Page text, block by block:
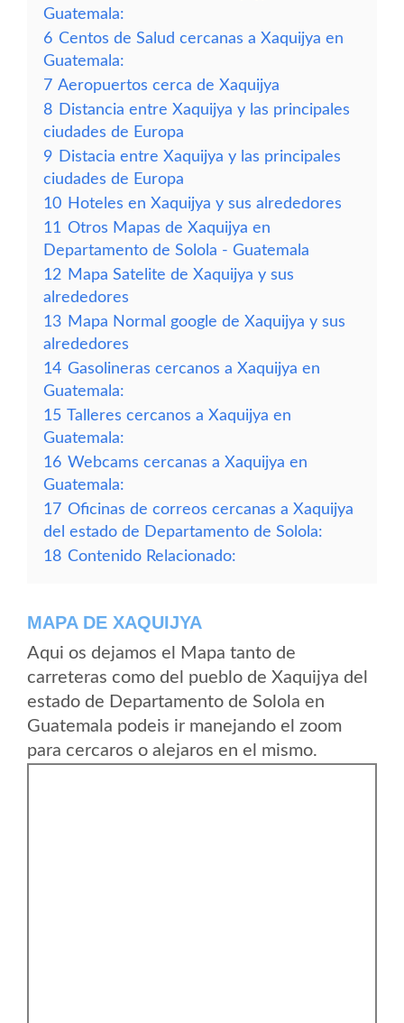
Guatemala:
6 Centos de Salud cercanas a Xaquijya en
Guatemala:
7 Aeropuertos cerca de Xaquijya
8 Distancia entre Xaquijya y las principales
ciudades de Europa
9 Distacia entre Xaquijya y las principales
ciudades de Europa
10 Hoteles en Xaquijya y sus alrededores
11 Otros Mapas de Xaquijya en
Departamento de Solola - Guatemala
12 Mapa Satelite de Xaquijya y sus
alrededores
13 Mapa Normal google de Xaquijya y sus
alrededores
14 Gasolineras cercanos a Xaquijya en
Guatemala:
15 Talleres cercanos a Xaquijya en
Guatemala:
16 Webcams cercanas a Xaquijya en
Guatemala:
17 Oficinas de correos cercanas a Xaquijya
del estado de Departamento de Solola:
18 Contenido Relacionado:
MAPA DE XAQUIJYA
Aqui os dejamos el Mapa tanto de
carreteras como del pueblo de Xaquijya del
estado de Departamento de Solola en
Guatemala podeis ir manejando el zoom
para cercaros o alejaros en el mismo.